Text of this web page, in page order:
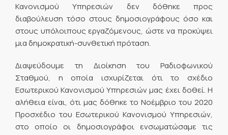
Κανονισμού Υπηρεσιών δεν δόθηκε προς
διαβούλευση τόσο στους δημοσιογράφους όσο και
στους υπόλοιπους εργαζόμενους, ώστε να προκύψει
μια δημοκρατική-συνθετική πρόταση.
Διαψεύδουμε τη Διοίκηση του Ραδιοφωνικού
Σταθμού, η οποία ισχυρίζεται ότι το σχέδιο
Εσωτερικού Κανονισμού Υπηρεσιών μας έχει δοθεί. Η
αλήθεια είναι, ότι μας δόθηκε το Νοέμβριο του 2020
Προσχέδιο του Εσωτερικού Κανονισμού Υπηρεσιών,
στο οποίο οι δημοσιογράφοι ενσωματώσαμε τις